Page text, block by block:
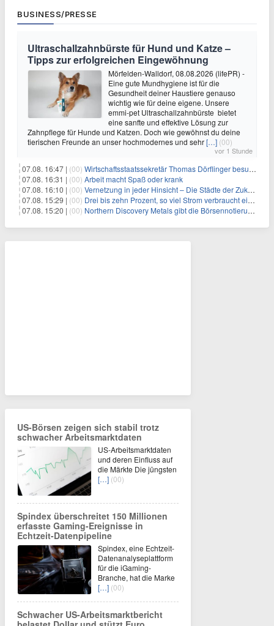
BUSINESS/PRESSE
Ultraschallzahnbürste für Hund und Katze –
Tipps zur erfolgreichen Eingewöhnung
Mörfelden-Walldorf, 08.08.2026 (lifePR) -
Eine gute Mundhygiene ist für die
Gesundheit deiner Haustiere genauso
wichtig wie für deine eigene. Unsere
emmi-pet Ultraschallzahnbürste bietet
eine sanfte und effektive Lösung zur
Zahnpflege für Hunde und Katzen. Doch wie gewöhnst du deine
tierischen Freunde an unser hochmodernes und sehr[…] (00)
vor 1 Stunde
07.08. 16:47 | (00) Wirtschaftsstaatssekretär Thomas Dörflinger besucht Handwerksbetrieb im Kammerbezirk Freiburg
07.08. 16:31 | (00) Arbeit macht Spaß oder krank
07.08. 16:10 | (00) Vernetzung in jeder Hinsicht – Die Städte der Zukunft sind grün-blau
07.08. 15:29 | (00) Drei bis zehn Prozent, so viel Strom verbraucht ein Aufzug im Gebäude
07.08. 15:20 | (00) Northern Discovery Metals gibt die Börsennotierung an der Frankfurter Wertpapierbörse bekannt
US-Börsen zeigen sich stabil trotz
schwacher Arbeitsmarktdaten
US-Arbeitsmarktdaten
und deren Einfluss auf
die Märkte Die jüngsten
[…] (00)
Spindex überschreitet 150 Millionen
erfasste Gaming-Ereignisse in
Echtzeit-Datenpipeline
Spindex, eine Echtzeit-
Datenanalyseplattform
für die iGaming-
Branche, hat die Marke
[…] (00)
Schwacher US-Arbeitsmarktbericht